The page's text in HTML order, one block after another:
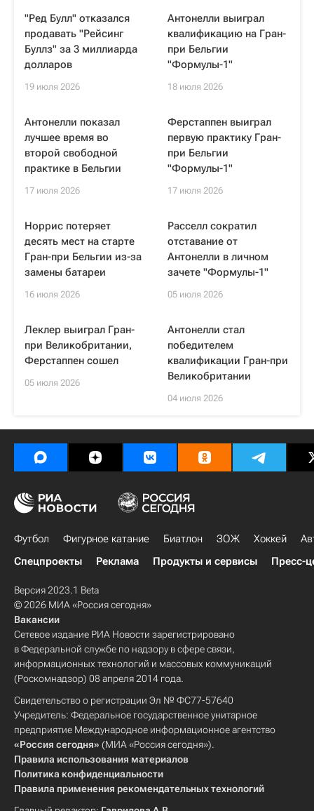
"Ред Булл" отказался
продавать "Рейсинг
Буллз" за 3 миллиарда
долларов
19 июля 2026
Антонелли выиграл
квалификацию на Гран-
при Бельгии
"Формулы-1"
18 июля 2026
Антонелли показал
лучшее время во
второй свободной
практике в Бельгии
17 июля 2026
Ферстаппен выиграл
первую практику Гран-
при Бельгии
"Формулы-1"
17 июля 2026
Норрис потеряет
десять мест на старте
Гран-при Бельгии из-за
замены батареи
16 июля 2026
Расселл сократил
отставание от
Антонелли в личном
зачете "Формулы-1"
05 июля 2026
Леклер выиграл Гран-
при Великобритании,
Ферстаппен сошел
05 июля 2026
Антонелли стал
победителем
квалификации Гран-при
Великобритании
04 июля 2026
Футбол Фигурное катание Биатлон ЗОЖ Хоккей
Спецпроекты
Реклама Продукты и сервисы Пресс-
Версия 2023.1 Beta
© 2026 МИА «Россия сегодня»
Вакансии
Сетевое издание РИА Новости зарегистрировано
в Федеральной службе по надзору в сфере связи,
информационных технологий и массовых коммуникаций
(Роскомнадзор) 08 апреля 2014 года.
Свидетельство о регистрации Эл № ФС77-57640
Учредитель: Федеральное государственное унитарное
предприятие Международное информационное агентство
«Россия сегодня» (МИА «Россия сегодня»).
Правила использования материалов
Политика конфиденциальности
Правила применения рекомендательных технологий